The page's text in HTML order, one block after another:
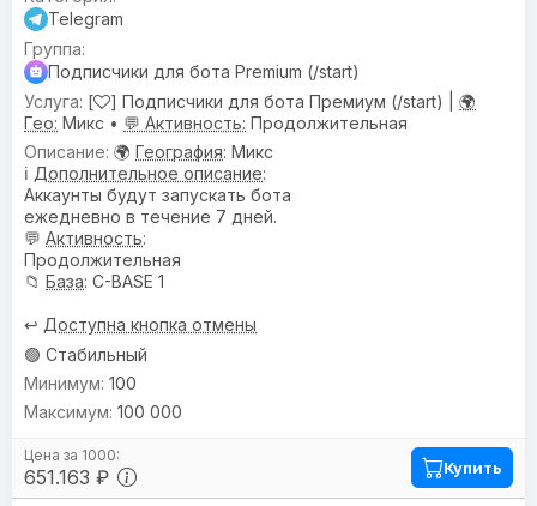
Telegram
Подписчики для бота Premium (/start)
[
] Подписчики для бота Премиум (/start) | 🌍
Гео: Микс • 💬 Активность: Продолжительная
🌍 География: Микс
ℹ️ Дополнительное описание:
Аккаунты будут запускать бота
ежедневно в течение 7 дней.
💬 Активность:
Продолжительная
📁 База: C-BASE 1
↩️ Доступна кнопка отмены
🟢 Стабильный
651.163 ₽
100
100 000
Купить